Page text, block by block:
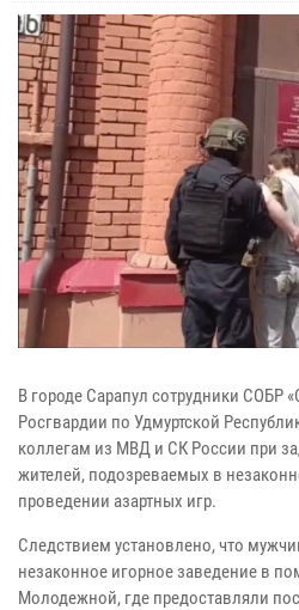
В городе Сарапул сотрудники СОБР
Росгвардии по Удмуртской
коллегам из МВД и СК России при
жителей, подозреваемых в
проведении азартных игр.
Следствием установлено, что
незаконное игорное заведение в
Молодежной, где предоставляли